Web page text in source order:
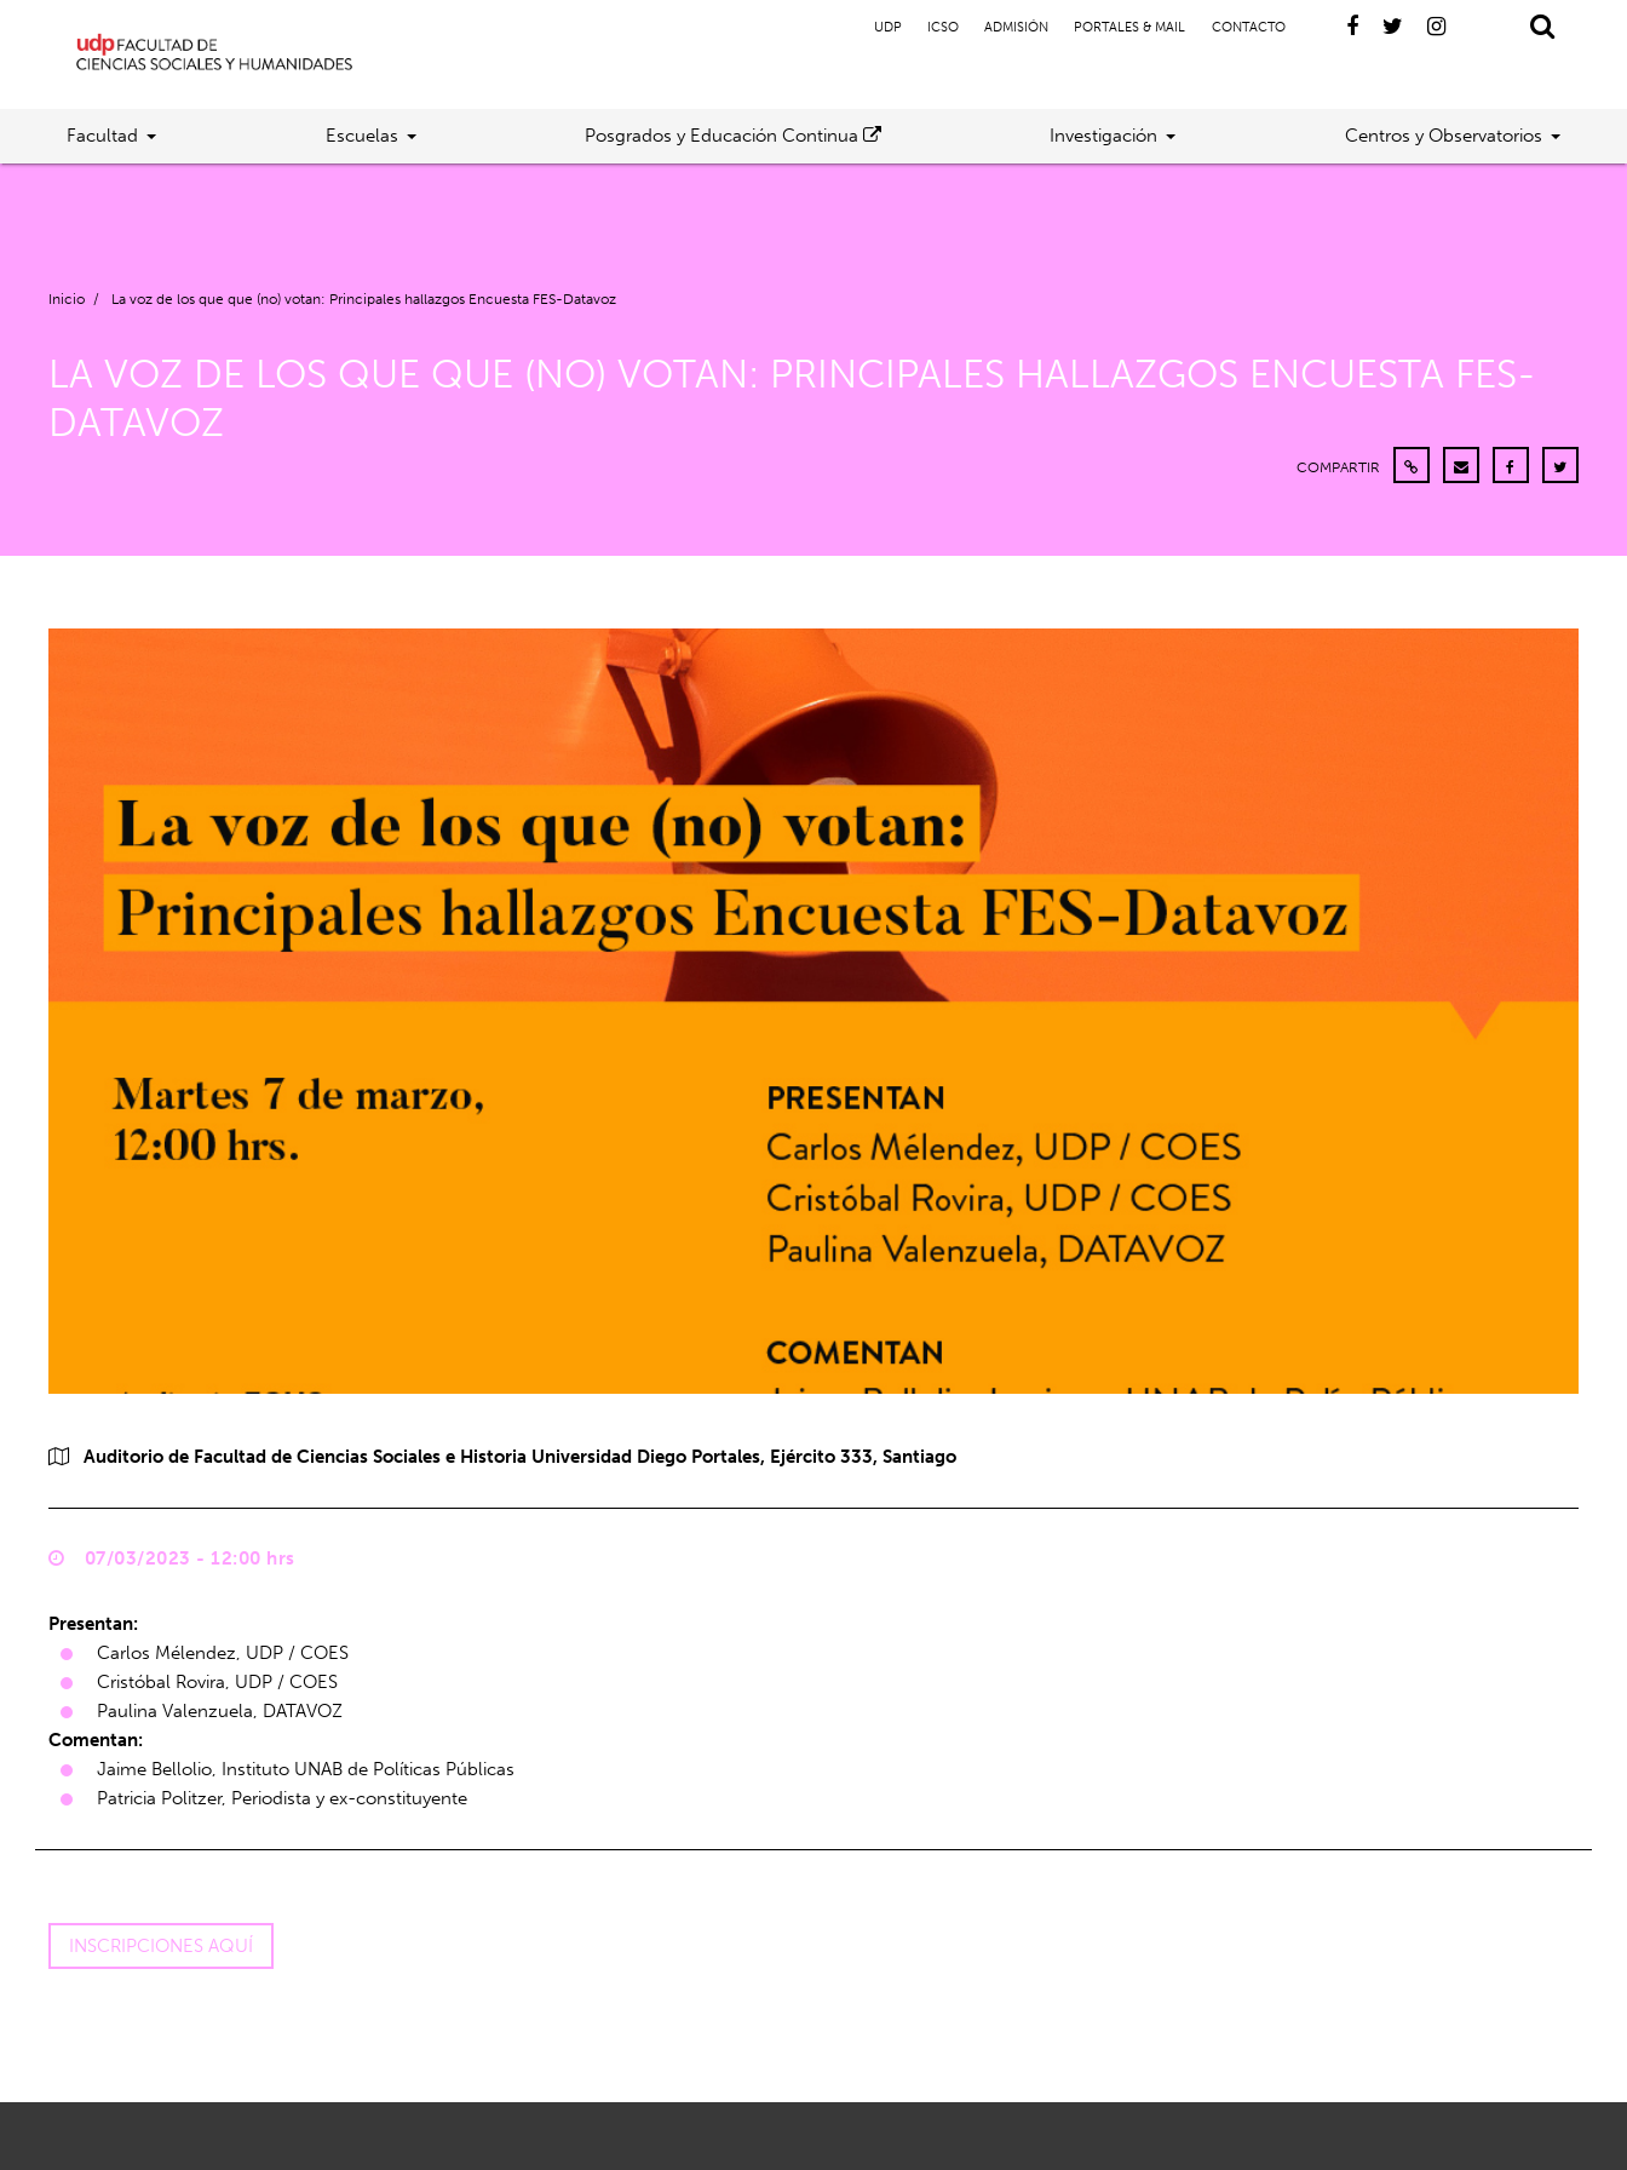
UDP ICSO ADMISIÓN PORTALES & MAIL CONTACTO
Facultad Escuelas Posgrados y Educación Continua Investigación Centros y Observatorios
Inicio / La voz de los que que (no) votan: Principales hallazgos Encuesta FES-Datavoz
LA VOZ DE LOS QUE QUE (NO) VOTAN: PRINCIPALES HALLAZGOS ENCUESTA FES-
DATAVOZ
COMPARTIR
Auditorio de Facultad de Ciencias Sociales e Historia Universidad Diego Portales, Ejército 333, Santiago
07/03/2023 - 12:00 hrs
Presentan:
Carlos Mélendez, UDP / COES
Cristóbal Rovira, UDP / COES
Paulina Valenzuela, DATAVOZ
Comentan:
Jaime Bellolio, Instituto UNAB de Políticas Públicas
Patricia Politzer, Periodista y ex-constituyente
INSCRIPCIONES AQUÍ